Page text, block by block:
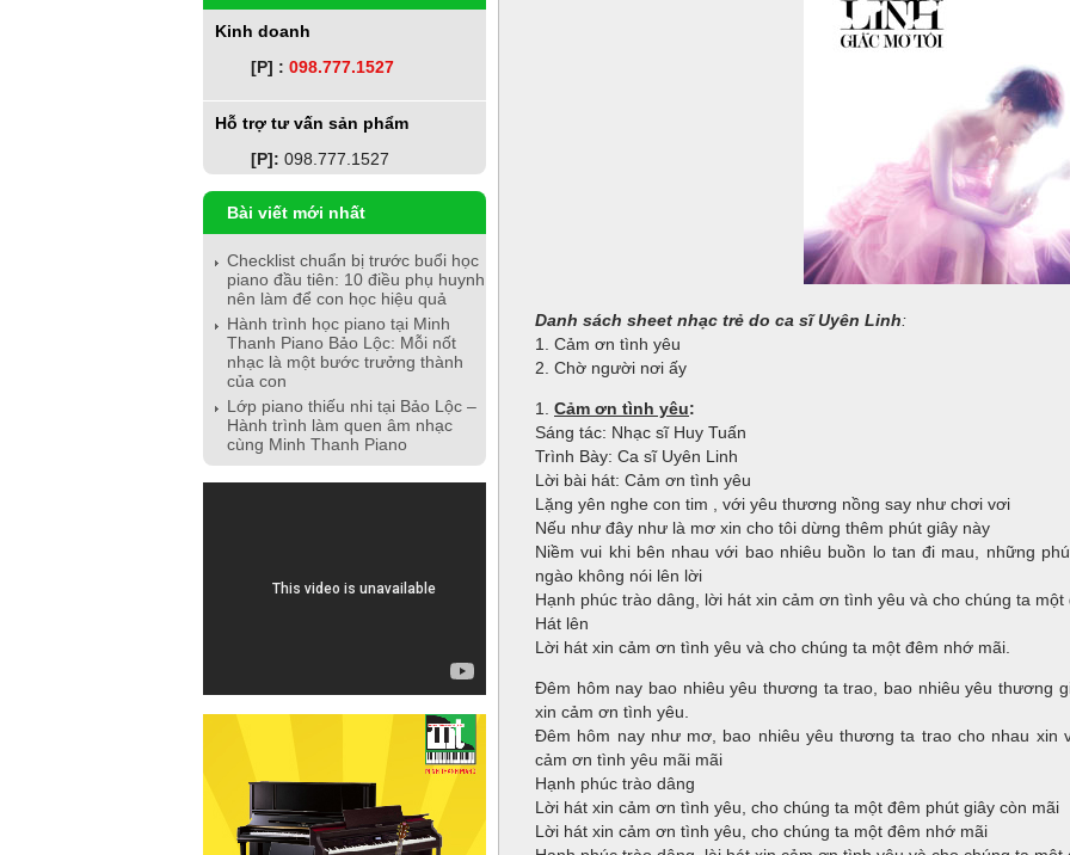
Kinh doanh
[P] : 098.777.1527
Hỗ trợ tư vấn sản phẩm
[P]: 098.777.1527
Bài viết mới nhất
Checklist chuẩn bị trước buổi học
piano đầu tiên: 10 điều phụ huynh
nên làm để con học hiệu quả
Hành trình học piano tại Minh
Thanh Piano Bảo Lộc: Mỗi nốt
nhạc là một bước trưởng thành
của con
Lớp piano thiếu nhi tại Bảo Lộc –
Hành trình làm quen âm nhạc
cùng Minh Thanh Piano
Danh sách sheet nhạc trẻ do ca sĩ Uyên Linh:
1. Cảm ơn tình yêu
2. Chờ người nơi ấy
1. Cảm ơn tình yêu:
Sáng tác: Nhạc sĩ Huy Tuấn
Trình Bày: Ca sĩ Uyên Linh
Lời bài hát: Cảm ơn tình yêu
Lặng yên nghe con tim , với yêu thương nồng say như chơi vơi
Nếu như đây như là mơ xin cho tôi dừng thêm phút giây này
Niềm vui khi bên nhau với bao nhiêu buồn lo tan đi mau, những
ngào không nói lên lời
Hạnh phúc trào dâng, lời hát xin cảm ơn tình yêu và cho chúng ta một
Hát lên
Lời hát xin cảm ơn tình yêu và cho chúng ta một đêm nhớ mãi.
Đêm hôm nay bao nhiêu yêu thương ta trao, bao nhiêu yêu thương
xin cảm ơn tình yêu.
Đêm hôm nay như mơ, bao nhiêu yêu thương ta trao cho nhau xin
cảm ơn tình yêu mãi mãi
Hạnh phúc trào dâng
Lời hát xin cảm ơn tình yêu, cho chúng ta một đêm phút giây còn mãi
Lời hát xin cảm ơn tình yêu, cho chúng ta một đêm nhớ mãi